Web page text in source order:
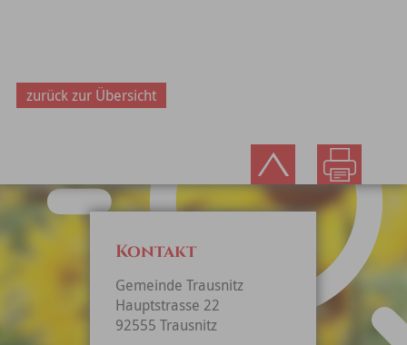
zurück zur Übersicht
Kontakt
Gemeinde Trausnitz
Hauptstrasse 22
92555 Trausnitz